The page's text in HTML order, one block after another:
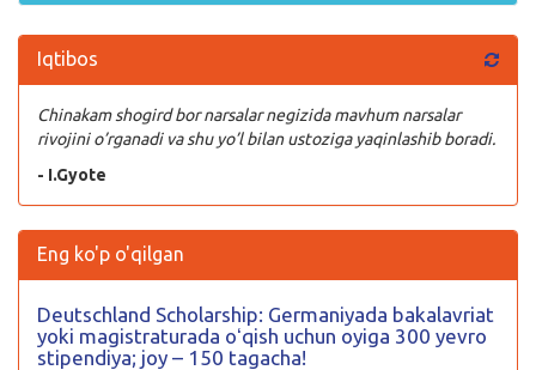
Iqtibos
Chinakam shogird bor narsalar negizida mavhum narsalar
rivojini o’rganadi va shu yo’l bilan ustoziga yaqinlashib boradi.
- I.Gyote
Eng ko'p o'qilgan
Deutschland Scholarship: Germaniyada bakalavriat
yoki magistraturada oʻqish uchun oyiga 300 yevro
stipendiya; joy – 150 tagacha!